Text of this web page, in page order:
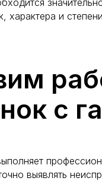
характера и
с
выявлять